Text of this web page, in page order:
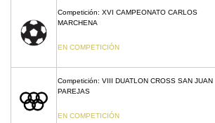
Competición: XVI CAMPEONATO CARLOS
MARCHENA
EN COMPETICIÓN
Competición: VIII DUATLON CROSS SAN JUAN
PAREJAS
EN COMPETICIÓN